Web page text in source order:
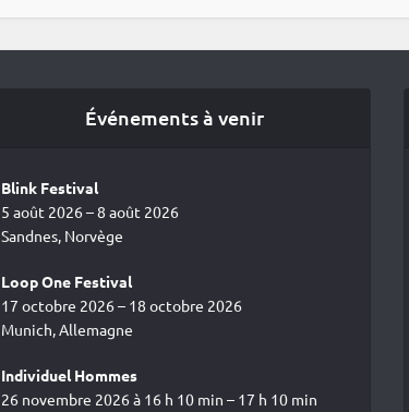
Événements à venir
Blink Festival
5 août 2026 – 8 août 2026
Sandnes, Norvège
Loop One Festival
17 octobre 2026 – 18 octobre 2026
Munich, Allemagne
Individuel Hommes
26 novembre 2026 à 16 h 10 min – 17 h 10 min